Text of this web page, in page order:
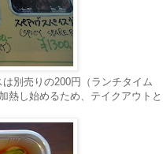
別売りの200円（ランチタイム
熱し始めるため、テイクアウトと